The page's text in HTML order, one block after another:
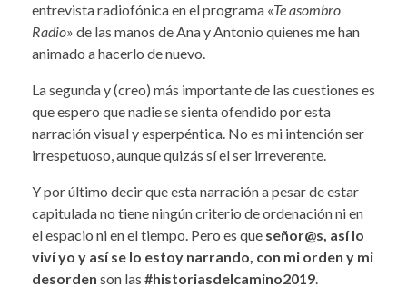
entrevista radiofónica en el programa «Te asombro
Radio» de las manos de Ana y Antonio quienes me han
animado a hacerlo de nuevo.
La segunda y (creo) más importante de las cuestiones es
que espero que nadie se sienta ofendido por esta
narración visual y esperpéntica. No es mi intención ser
irrespetuoso, aunque quizás sí el ser irreverente.
Y por último decir que esta narración a pesar de estar
capitulada no tiene ningún criterio de ordenación ni en
el espacio ni en el tiempo. Pero es que señor@s, así lo
viví yo y así se lo estoy narrando, con mi orden y mi
desorden son las #historiasdelcamino2019.